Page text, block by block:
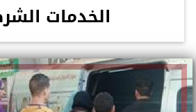
الخدمات